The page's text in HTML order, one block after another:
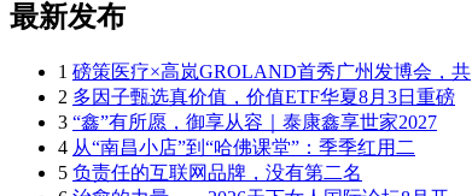
最新发布
1 磅策医疗×高岚GROLAND首秀广州发博会，共
2 多因子甄选真价值，价值ETF华夏8月3日重磅
3 “鑫”有所愿，御享从容｜泰康鑫享世家2027
4 从“南昌小店”到“哈佛课堂”：季季红用二
5 负责任的互联网品牌，没有第二名